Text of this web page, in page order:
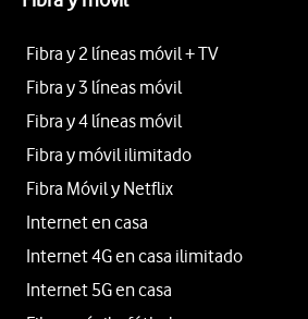
Fibra y 2 líneas móvil + TV
Fibra y 3 líneas móvil
Fibra y 4 líneas móvil
Fibra y móvil ilimitado
Fibra Móvil y Netflix
Internet en casa
Internet 4G en casa ilimitado
Internet 5G en casa